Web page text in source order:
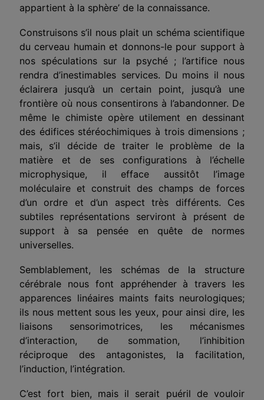
appartient à la sphère’ de la connaissance.
Construisons s’il nous plait un schéma scientifique
du cerveau humain et donnons-le pour support à
nos spéculations sur la psyché ; l’artifice nous
rendra d’inestimables services. Du moins il nous
éclairera jusqu’à un certain point, jusqu’à une
frontière où nous consentirons à l’abandonner. De
même le chimiste opère utilement en dessinant
des édifices stéréochimiques à trois dimensions ;
mais, s’il décide de traiter le problème de la
matière et de ses configurations à l’échelle
microphysique, il efface aussitôt l’image
moléculaire et construit des champs de forces
d’un ordre et d’un aspect très différents. Ces
subtiles représentations serviront à présent de
support à sa pensée en quête de normes
universelles.
Semblablement, les schémas de la structure
cérébrale nous font appréhender à travers les
apparences linéaires maints faits neurologiques;
ils nous mettent sous les yeux, pour ainsi dire, les
liaisons sensorimotrices, les mécanismes
d’interaction, de sommation, l’inhibition
réciproque des antagonistes, la facilitation,
l’induction, l’intégration.
C’est fort bien, mais il serait puéril de vouloir